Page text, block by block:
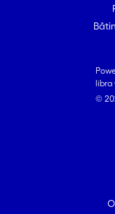
libra
©